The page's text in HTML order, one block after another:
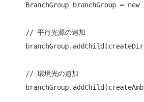
    BranchGroup branchGroup =
new
// 平行光源の追加
// 環境光の追加